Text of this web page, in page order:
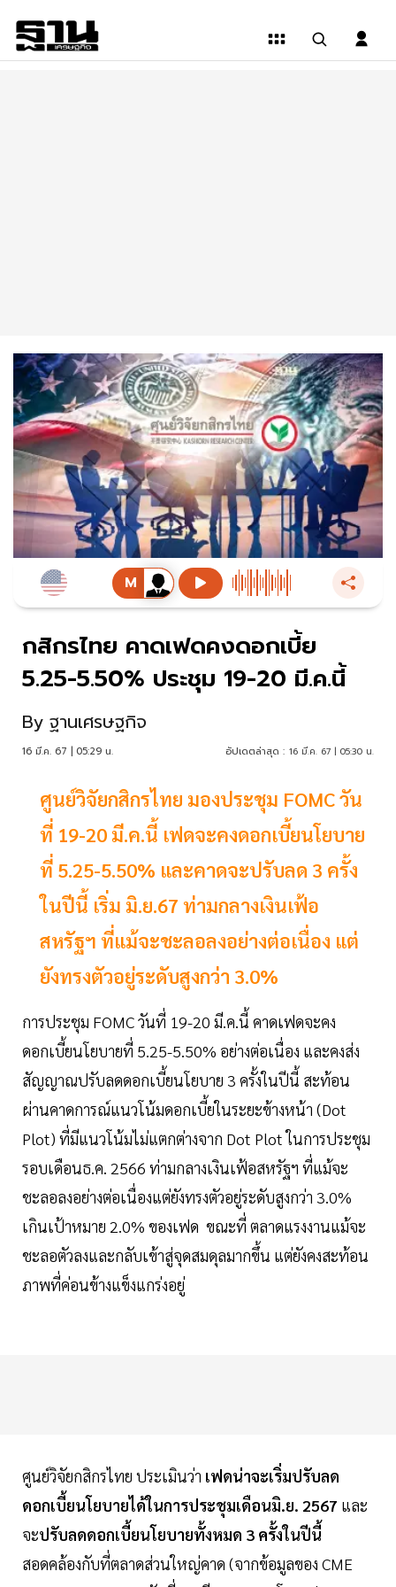
กสิกรไทย คาดเฟดคงดอกเบี้ย
5.25-5.50% ประชุม 19-20 มี.ค.นี้
By ฐานเศรษฐกิจ
16 มี.ค. 67 | 05:29 น. อัปเดตล่าสุด : 16 มี.ค. 67 | 05:30 น.
ศูนย์วิจัยกสิกรไทย มองประชุม FOMC วัน
ที่ 19-20 มี.ค.นี้ เฟดจะคงดอกเบี้ยนโยบาย
ที่ 5.25-5.50% และคาดจะปรับลด 3 ครั้ง
ในปีนี้ เริ่ม มิ.ย.67 ท่ามกลางเงินเฟ้อ
สหรัฐฯ ที่แม้จะชะลอลงอย่างต่อเนื่อง แต่
ยังทรงตัวอยู่ระดับสูงกว่า 3.0%
การประชุม FOMC วันที่ 19-20 มี.ค.นี้ คาดเฟดจะคง
ดอกเบี้ยนโยบายที่ 5.25-5.50% อย่างต่อเนื่อง และคงส่ง
สัญญาณปรับลดดอกเบี้ยนโยบาย 3 ครั้งในปีนี้ สะท้อน
ผ่านคาดการณ์แนวโน้มดอกเบี้ยในระยะข้างหน้า (Dot
Plot) ที่มีแนวโน้มไม่แตกต่างจาก Dot Plot ในการประชุม
รอบเดือนธ.ค. 2566 ท่ามกลางเงินเฟ้อสหรัฐฯ ที่แม้จะ
ชะลอลงอย่างต่อเนื่องแต่ยังทรงตัวอยู่ระดับสูงกว่า 3.0%
เกินเป้าหมาย 2.0% ของเฟด ขณะที่ ตลาดแรงงานแม้จะ
ชะลอตัวลงและกลับเข้าสู่จุดสมดุลมากขึ้น แต่ยังคงสะท้อน
ภาพที่ค่อนข้างแข็งแกร่งอยู่
ศูนย์วิจัยกสิกรไทย ประเมินว่า เฟดน่าจะเริ่มปรับลด
ดอกเบี้ยนโยบายได้ในการประชุมเดือนมิ.ย. 2567 และ
จะปรับลดดอกเบี้ยนโยบายทั้งหมด 3 ครั้งในปีนี้
สอดคล้องกับที่ตลาดส่วนใหญ่คาด (จากข้อมูลของ CME